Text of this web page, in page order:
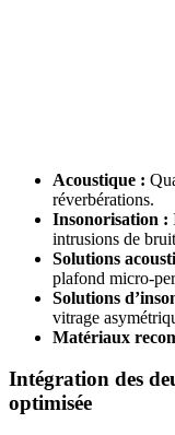
Acoustique :
réverbérations.
Insonorisation :
intrusions de
Solutions
plafond micro-
Solutions
vitrage
Matériaux
Intégration des
optimisée